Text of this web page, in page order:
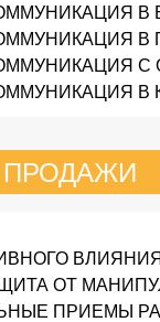
ОТ
ПРИЕМЫ
В
В
С
В